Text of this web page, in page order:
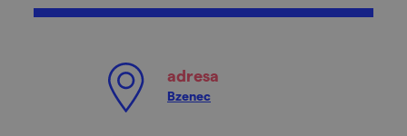
adresa
Bzenec